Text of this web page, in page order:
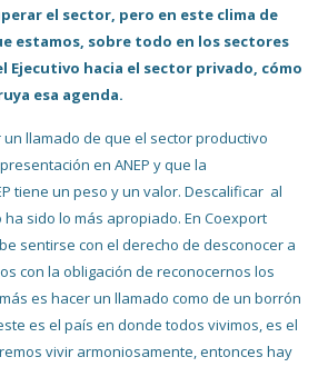
el sector, pero en este clima de
estamos, sobre todo en los sectores
Ejecutivo hacia el sector privado, cómo
esa agenda.
llamado de que el sector productivo
en ANEP y que la
tiene un peso y un valor. Descalificar al
ha sido lo más apropiado. En Coexport
sentirse con el derecho de desconocer a
con la obligación de reconocernos los
es hacer un llamado como de un borrón
es el país en donde todos vivimos, es el
vivir armoniosamente, entonces hay